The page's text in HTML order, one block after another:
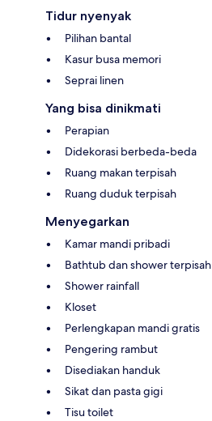
Tidur nyenyak
Pilihan bantal
Kasur busa memori
Seprai linen
Yang bisa dinikmati
Perapian
Didekorasi berbeda-beda
Ruang makan terpisah
Ruang duduk terpisah
Menyegarkan
Kamar mandi pribadi
Bathtub dan shower terpisah
Shower rainfall
Kloset
Perlengkapan mandi gratis
Pengering rambut
Disediakan handuk
Sikat dan pasta gigi
Tisu toilet